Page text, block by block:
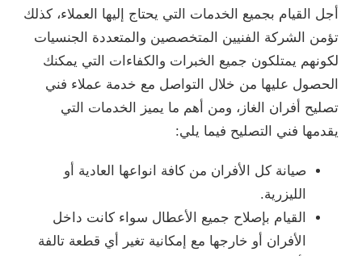
أجل القيام بجميع الخدمات التي يحتاج إليها العملاء، كذلك
تؤمن الشركة الفنيين المتخصصين والمتعددة الجنسيات
لكونهم يمتلكون جميع الخبرات والكفاءات التي يمكنك
الحصول عليها من خلال التواصل مع خدمة عملاء فني
تصليح أفران الغاز، ومن أهم ما يميز الخدمات التي
يقدمها فني التصليح فيما يلي:
صيانة كل الأفران من كافة انواعها العادية أو
الليزرية.
القيام بإصلاح جميع الأعطال سواء كانت داخل
الأفران أو خارجها مع إمكانية تغير أي قطعة تالفة